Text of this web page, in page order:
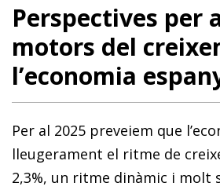
Perspectives per
motors del
l’economia
Per al 2025 preveiem que
lleugerament el ritme de
2,3%, un ritme dinàmic i molt